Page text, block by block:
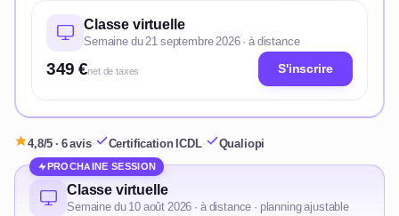
Classe virtuelle
Semaine du 21 septembre 2026 · à distance
349 €net de taxes S'inscrire
4,8/5 · 6 avis· Certification ICDL· Qualiopi
PROCHAINE SESSION
Classe virtuelle
Semaine du 10 août 2026 · à distance · planning ajustable